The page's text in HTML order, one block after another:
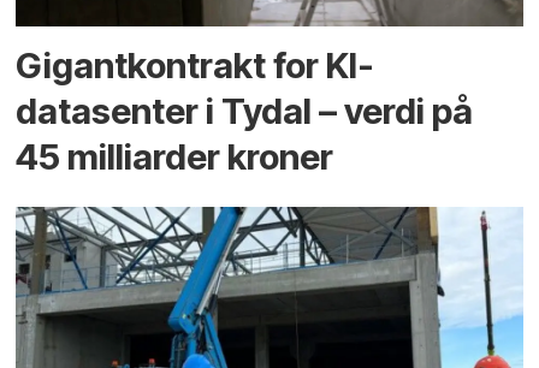
Gigantkontrakt for KI-
datasenter i Tydal – verdi på
45 milliarder kroner